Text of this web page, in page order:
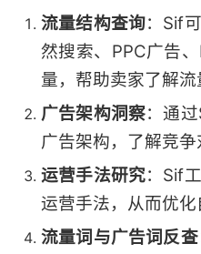
流量结构查询：Sif
然搜索、PPC广告
量，帮助卖家了解流
广告架构洞察：通
广告架构，了解竞争
运营手法研究：Sif
运营手法，从而优化
流量词与广告词反查